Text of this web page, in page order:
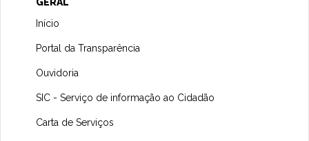
Início
Portal da Transparência
Ouvidoria
SIC - Serviço de informação ao Cidadão
Carta de Serviços